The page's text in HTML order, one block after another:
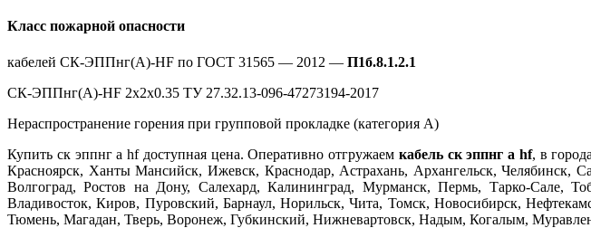
Класс пожарной опасности
кабелей СК-ЭППнг(А)-HF по ГОСТ 31565 — 2012 — П1б.8.1.2.1
СК-ЭППнг(А)-HF 2х2х0.35 ТУ 27.32.13-096-47273194-2017
Нераспространение горения при групповой прокладке (категория А)
Купить ск эппнг а hf доступная цена. Оперативно отгружаем кабель ск эппнг а hf, в
Красноярск, Ханты Мансийск, Ижевск, Краснодар, Астрахань, Архангельск,
Волгоград, Ростов на Дону, Салехард, Калининград, Мурманск, Пермь, Тарко-Сале,
Владивосток, Киров, Пуровский, Барнаул, Норильск, Чита, Томск, Новосибирск,
Тюмень, Магадан, Тверь, Воронеж, Губкинский, Нижневартовск, Надым, Когалым,